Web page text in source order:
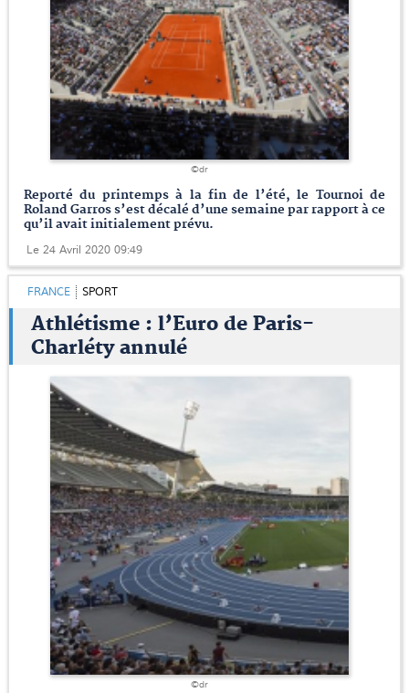
©dr
Reporté du printemps à la fin de l’été, le Tournoi de
Roland Garros s’est décalé d’une semaine par rapport à ce
qu’il avait initialement prévu.
Le 24 Avril 2020 09:49
FRANCE SPORT
Athlétisme : l’Euro de Paris-
Charléty annulé
©dr